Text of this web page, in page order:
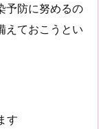
予防に努めるの
えておこうとい
す